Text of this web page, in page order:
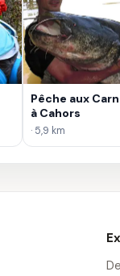
Pêche aux
à Cahors
· 5,9 km